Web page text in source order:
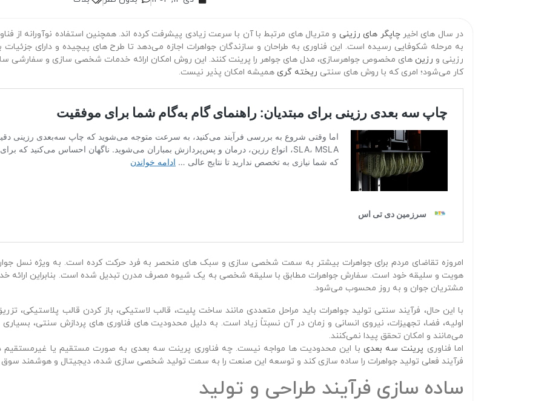
در سال‌ های اخیرچاپگر های رزینی و متریال‌ های مرتبط با آن با سرعت زیادی پیشرفت کرده‌ اند. همچنین استفاده‌ نوآورانه از
به مرحله شکوفایی رسیده است. این فناوری به طراحان و سازندگان جواهرات اجازه می‌دهد تا طرح‌ های پیچیده و دارای جزئیات
رزینی و رزین‌ های مخصوص جواهرسازی، مدل‌ های جواهر را پرینت کنند. این روش امکان ارائه خدمات شخصی‌ سازی و سفارشی‌
کار می‌شود؛ امری که با روش‌ های سنتی ریخته‌ گری همیشه امکان‌ پذیر نیست.
امروزه تقاضای مردم برای جواهرات بیشتر به سمت شخصی‌ سازی و سبک‌ های منحصر به‌ فرد حرکت کرده است. به‌ ویژه نسل
هویت و سلیقه خود است. سفارش جواهرات مطابق با سلیقه شخصی به یک شیوه مصرف مدرن تبدیل شده است. بنابراین ارائه
مشتریان جوان و به‌ روز محسوب می‌شود.
با این حال، فرآیند سنتی تولید جواهرات باید مراحل متعددی مانند ساخت پلیت، قالب لاستیکی، باز کردن قالب پلاستیکی،
اولیه، فضا، تجهیزات، نیروی انسانی و زمان در آن نسبتاً زیاد است. به دلیل محدودیت‌ های فناوری‌ های پردازش سنتی،
می‌مانند و امکان تحقق پیدا نمی‌کنند.
اما فناوری پرینت سه‌ بعدی با این محدودیت‌ ها مواجه نیست. چه فناوری پرینت سه‌ بعدی به‌ صورت مستقیم یا غیرمستقیم در
فرآیند فعلی تولید جواهرات را ساده‌ سازی کند و توسعه این صنعت را به سمت تولید شخصی‌ سازی‌ شده، دیجیتال و هوشمند
ساده‌ سازی فرآیند طراحی و تولید